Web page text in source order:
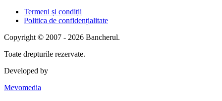
Termeni și condiții
Politica de confidențialitate
Copyright © 2007 - 2026 Bancherul.
Toate drepturile rezervate.
Developed by
Mevomedia